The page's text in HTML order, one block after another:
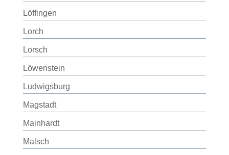
Löffingen
Lorch
Lorsch
Löwenstein
Ludwigsburg
Magstadt
Mainhardt
Malsch